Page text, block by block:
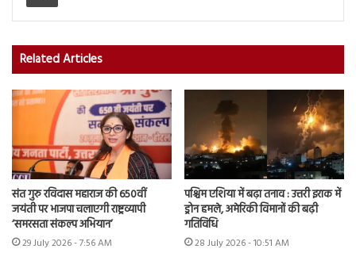
Related Articles
संत गुरु रविदास महाराज की 650वीं
जयंती पर भाजपा चलाएगी राष्ट्रव्यापी
‘समरसता संकल्प अभियान’
29 July 2026 - 7:56 AM
पश्चिम एशिया में बढ़ा तनाव : उत्तरी इराक में
ड्रोन हमले, अमेरिकी विमानों की बढ़ी
गतिविधि
28 July 2026 - 10:51 AM